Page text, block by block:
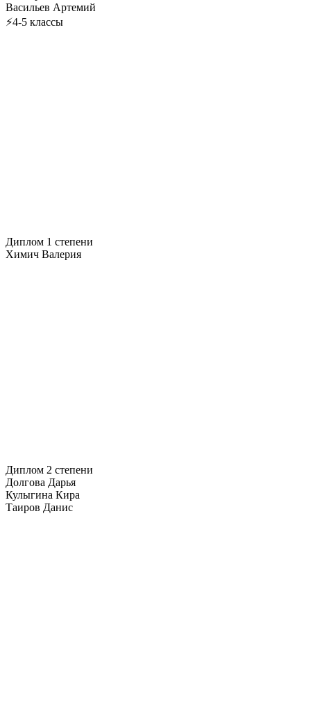
Васильев Артемий
⚡4-5 классы
Диплом 1 степени
Химич Валерия
Диплом 2 степени
Долгова Дарья
Кулыгина Кира
Таиров Данис